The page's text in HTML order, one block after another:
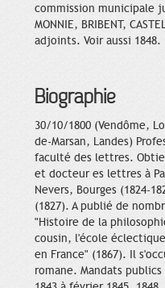
commission municipale
MONNIE, BRIBENT,
adjoints. Voir aussi 1848.
Biographie
30/10/1800 (Vendôme,
de-Marsan, Landes)
faculté des lettres.
et docteur es lettres à
Nevers, Bourges (1824-
(1827). A publié de
"Histoire de la
cousin, l'école
en France" (1867). Il
romane. Mandats